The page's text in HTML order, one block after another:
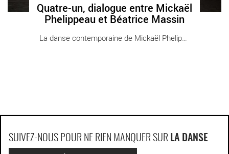
Quatre-un, dialogue entre Mickaël
Phelippeau et Béatrice Massin
La danse contemporaine de Mickaël Phelippeau [...]
SUIVEZ-NOUS POUR NE RIEN MANQUER SUR LA DANSE